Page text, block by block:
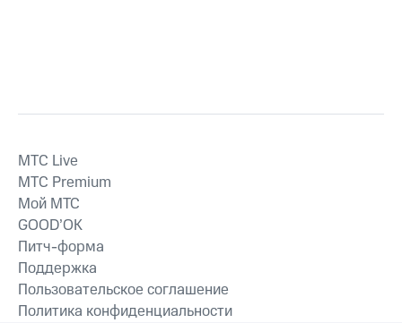
MTС Live
MTС Premium
Мой МТС
GOOD’OK
Питч-форма
Поддержка
Пользовательское соглашение
Политика конфиденциальности